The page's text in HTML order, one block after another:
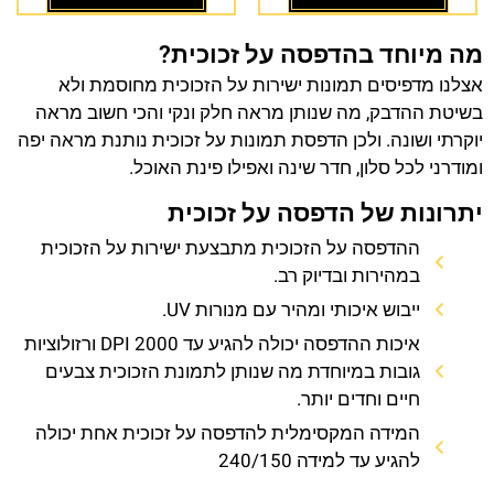
מה מיוחד בהדפסה על זכוכית?
אצלנו מדפיסים תמונות ישירות על הזכוכית מחוסמת ולא
בשיטת ההדבק, מה שנותן מראה חלק ונקי והכי חשוב מראה
יוקרתי ושונה. ולכן הדפסת תמונות על זכוכית נותנת מראה יפה
ומודרני לכל סלון, חדר שינה ואפילו פינת האוכל.
יתרונות של הדפסה על זכוכית
ההדפסה על הזכוכית מתבצעת ישירות על הזכוכית
במהירות ובדיוק רב.
ייבוש איכותי ומהיר עם מנורות UV.
איכות ההדפסה יכולה להגיע עד 2000 DPI ורזולוציות
גובות במיוחדת מה שנותן לתמונת הזכוכית צבעים
חיים וחדים יותר.
המידה המקסימלית להדפסה על זכוכית אחת יכולה
להגיע עד למידה 240/150